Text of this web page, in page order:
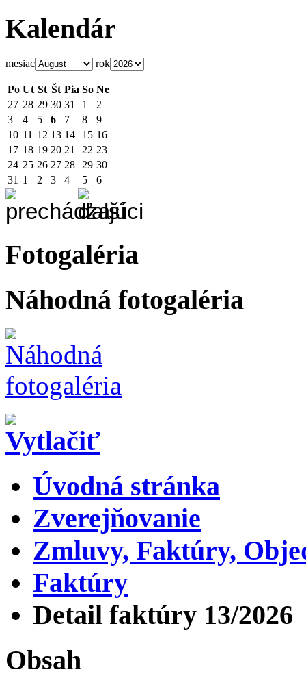
Kalendár
mesiac rok
Po Ut St Št Pia So Ne
27 28 29 30 31 1
2
3
4 5 6 7 8
9
10 11 12 13 14 15 16
17 18 19 20 21 22 23
24 25 26 27 28 29 30
31 1 2 3 4 5 6
Fotogaléria
Náhodná fotogaléria
Úvodná stránka
Zverejňovanie
Zmluvy, Faktúry,
Faktúry
Detail faktúry 13/2026
Obsah